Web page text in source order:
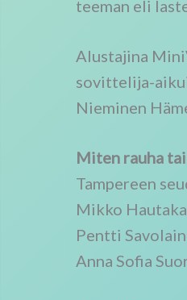
teeman eli
Alustajina
sovittelija-
Nieminen
Miten rauha
Tampereen
Mikko
Pentti
Anna Sofia